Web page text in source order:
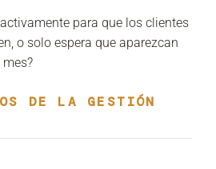
para que los clientes
o solo espera que aparezcan
DE LA GESTIÓN